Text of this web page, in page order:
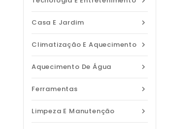

Casa E Jardim

Climatização E Aquecimento

Aquecimento De Água

Ferramentas

Limpeza E Manutenção